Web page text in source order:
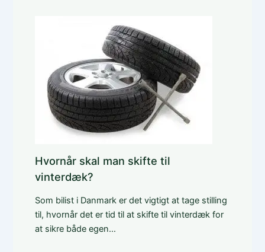
Hvornår skal man skifte til
vinterdæk?
Som bilist i Danmark er det vigtigt at tage stilling
til, hvornår det er tid til at skifte til vinterdæk for
at sikre både egen…